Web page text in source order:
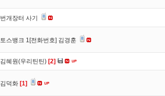
번개장터 사기
토스뱅크 1[전화번호] 김경훈
김혜원(우리틴틴) [2]
김덕화 [1]